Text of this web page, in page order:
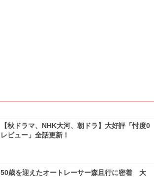
【秋ドラマ、NHK大河、朝ドラ】大好評「忖度0
レビュー」全話更新！
50歳を迎えたオートレーサー森且行に密着 大